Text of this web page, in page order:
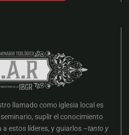
llamado como iglesia local es
suplir el conocimiento
estos líderes, y guiarlos –tanto y